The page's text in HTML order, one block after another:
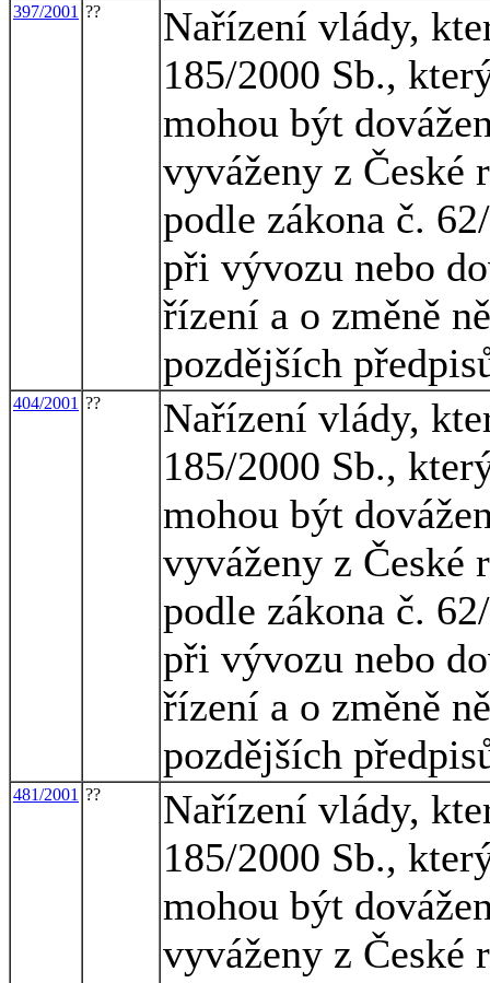
397/2001 ??
Nařízení vlády,
185/2000 Sb.,
mohou být
vyváženy z České
podle zákona č.
při vývozu nebo
řízení a o změně
pozdějších
404/2001 ??
Nařízení vlády,
185/2000 Sb.,
mohou být
vyváženy z České
podle zákona č.
při vývozu nebo
řízení a o změně
pozdějších
481/2001 ??
Nařízení vlády,
185/2000 Sb.,
mohou být
vyváženy z České